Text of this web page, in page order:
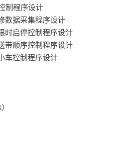
制程序设计
据采集程序设计
启停控制程序设计
顺序控制程序设计
控制程序设计